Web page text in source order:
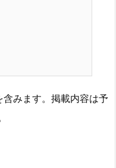
みます。掲載内容は予